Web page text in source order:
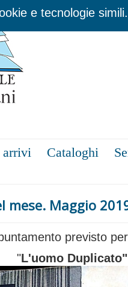
Cataloghi
mese. Maggio
previsto
"L'uomo
e tecnologie